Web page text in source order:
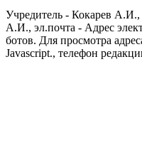
Учредитель - Кокарев
А.И., эл.почта - Адрес
ботов. Для просмотра
Javascript., телефон